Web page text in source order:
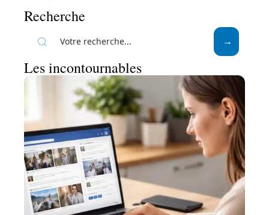
Recherche
Les incontournables